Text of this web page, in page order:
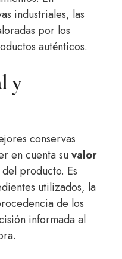
industriales, las
por los
auténticos.
y
conservas
en cuenta suvalor
del producto. Es
utilizados, la
de los
informada al